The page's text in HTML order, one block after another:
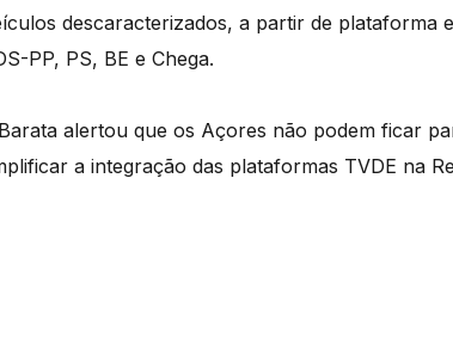
descaracterizados, a partir de
PP, PS, BE e Chega.
alertou que os Açores não podem ficar
a integração das plataformas TVDE na